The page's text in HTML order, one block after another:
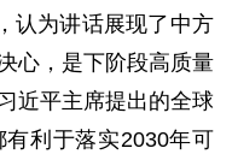
认为讲话展现了中方
心，是下阶段高质量
近平主席提出的全球
有利于落实2030年可